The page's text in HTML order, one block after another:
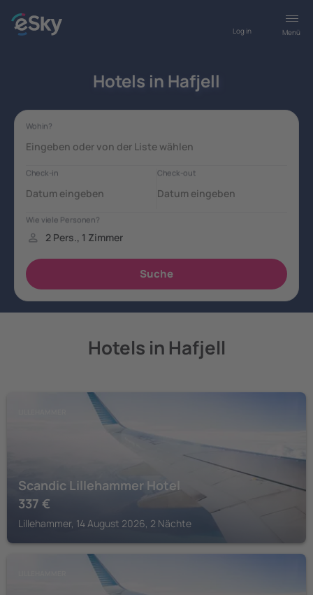
Menü
Log in
Hotels in Hafjell
Hotels in Hafjell
Scandic Lillehammer Hotel
337 €
Lillehammer, 14 August 2026, 2 Nächte